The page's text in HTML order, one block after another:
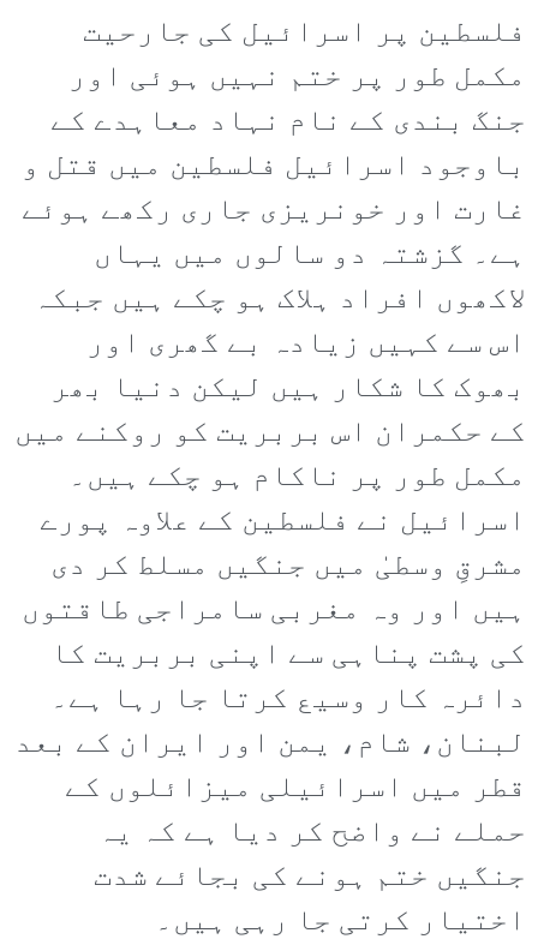
فلسطین پر اسرائیل کی جارحیت
مکمل طور پر ختم نہیں ہوئی اور
جنگ بندی کے نام نہاد معاہدے کے
باوجود اسرائیل فلسطین میں قتل و
غارت اور خونریزی جاری رکھے ہوئے
ہے۔ گزشتہ دو سالوں میں یہاں
لاکھوں افراد ہلاک ہو چکے ہیں جبکہ
اس سے کہیں زیادہ بے گھری اور
بھوک کا شکار ہیں لیکن دنیا بھر
کے حکمران اس بربریت کو روکنے میں
مکمل طور پر ناکام ہو چکے ہیں۔
اسرائیل نے فلسطین کے علاوہ پورے
مشرقِ وسطیٰ میں جنگیں مسلط کر دی
ہیں اور وہ مغربی سامراجی طاقتوں
کی پشت پناہی سے اپنی بربریت کا
دائرہ کار وسیع کرتا جا رہا ہے۔
لبنان، شام، یمن اور ایران کے بعد
قطر میں اسرائیلی میزائلوں کے
حملے نے واضح کر دیا ہے کہ یہ
جنگیں ختم ہونے کی بجائے شدت
اختیار کرتی جا رہی ہیں۔